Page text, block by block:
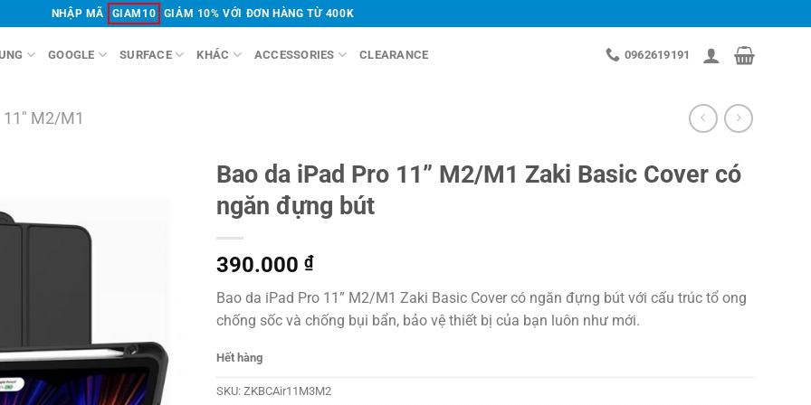
NHẬP MÃ GIAM10 GIẢM 10% VỚI ĐƠN HÀNG TỪ 400K
GOOGLE SURFACE KHÁC ACCESSORIES CLEARANCE 0962619191
11" M2/M1
Bao da iPad Pro 11” M2/M1 Zaki Basic Cover có
ngăn đựng bút
390.000 ₫
Bao da iPad Pro 11” M2/M1 Zaki Basic Cover có ngăn đựng bút với cấu trúc tổ ong
chống sốc và chống bụi bẩn, bảo vệ thiết bị của bạn luôn như mới.
Hết hàng
SKU: ZKBCAir11M3M2